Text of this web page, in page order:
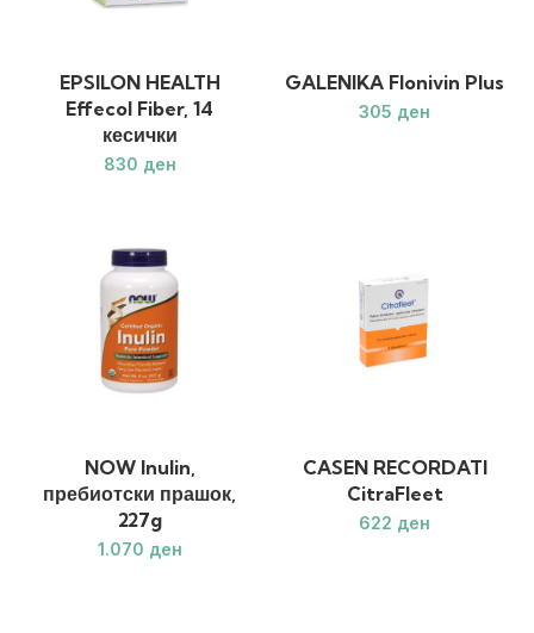
EPSILON HEALTH
Effecol Fiber, 14
кесички
ден
GALENIKA Flonivin Plus
ден
NOW Inulin,
пребиотски прашок,
227g
ден
CASEN RECORDATI
CitraFleet
ден